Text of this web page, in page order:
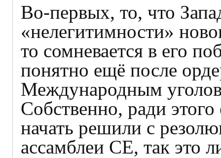
Во-первых, то, что
«нелегитимности»
то сомневается в его
понятно ещё после
Международным
Собственно, ради
начать решили с
ассамблеи СЕ, так это